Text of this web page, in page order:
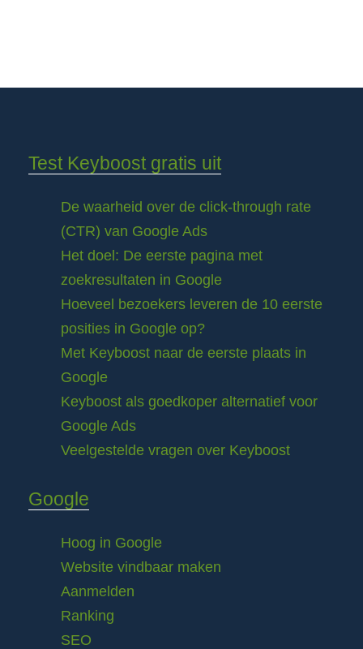
Test Keyboost gratis uit
De waarheid over de click-through rate
(CTR) van Google Ads
Het doel: De eerste pagina met
zoekresultaten in Google
Hoeveel bezoekers leveren de 10 eerste
posities in Google op?
Met Keyboost naar de eerste plaats in
Google
Keyboost als goedkoper alternatief voor
Google Ads
Veelgestelde vragen over Keyboost
Google
Hoog in Google
Website vindbaar maken
Aanmelden
Ranking
SEO